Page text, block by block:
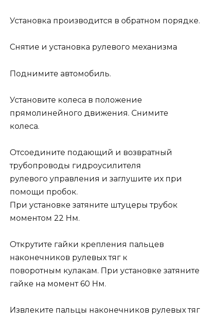
Установка производится в обратном порядке.
Снятие и установка рулевого механизма
Поднимите автомобиль.
Установите колеса в положение
прямолинейного движения. Снимите
колеса.
Отсоедините подающий и возвратный
трубопроводы гидроусилителя
рулевого управления и заглушите их при
помощи пробок.
При установке затяните штуцеры трубок
моментом 22 Нм.
Открутите гайки крепления пальцев
наконечников рулевых тяг к
поворотным кулакам. При установке затяните
гайке на момент 60 Нм.
Извлеките пальцы наконечников рулевых тяг